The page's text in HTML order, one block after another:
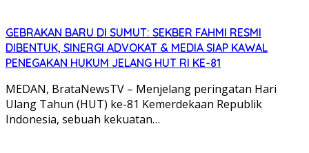
GEBRAKAN BARU DI SUMUT: SEKBER FAHMI RESMI
DIBENTUK, SINERGI ADVOKAT & MEDIA SIAP KAWAL
PENEGAKAN HUKUM JELANG HUT RI KE-81
MEDAN, BrataNewsTV – Menjelang peringatan Hari
Ulang Tahun (HUT) ke-81 Kemerdekaan Republik
Indonesia, sebuah kekuatan…